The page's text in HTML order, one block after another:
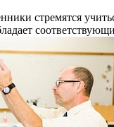
стремятся